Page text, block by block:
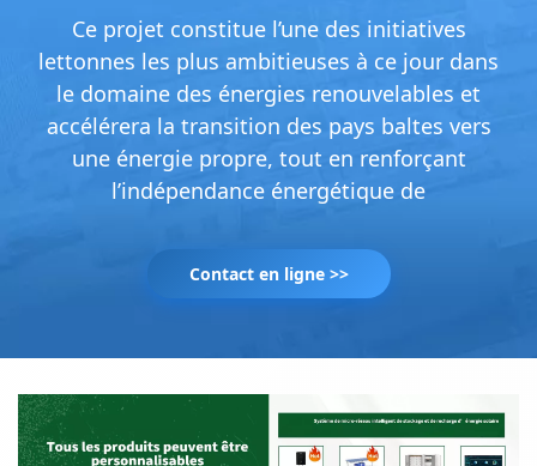
Ce projet constitue l’une des initiatives
lettonnes les plus ambitieuses à ce jour dans
le domaine des énergies renouvelables et
accélérera la transition des pays baltes vers
une énergie propre, tout en renforçant
l’indépendance énergétique de
Contact en ligne >>